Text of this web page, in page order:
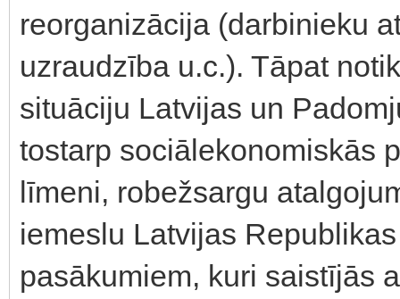
reorganizācija (darbinieku
uzraudzība u.c.). Tāpat
situāciju Latvijas un
tostarp sociālekonomiskās
līmeni, robežsargu
iemeslu Latvijas
pasākumiem, kuri saistījās